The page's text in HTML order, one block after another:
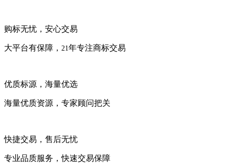
购标无忧，安心交易
大平台有保障， 21 年专注商标交易
优质标源，海量优选
海量优质资源，专家顾问把关
快捷交易，售后无忧
专业品质服务，快速交易保障